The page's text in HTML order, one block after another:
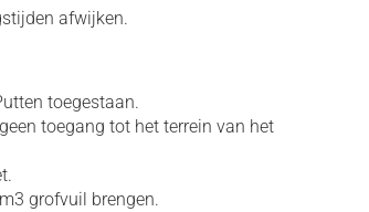
afwijken.
toegestaan.
toegang tot het terrein van het
grofvuil brengen.